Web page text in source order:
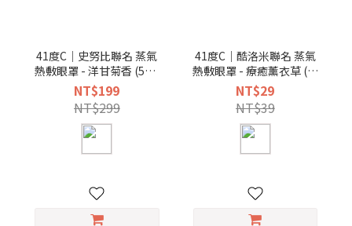
41度C｜史努比聯名 蒸氣
熱敷眼罩 - 洋甘菊香 (5片/
盒)
NT$199
NT$299
41度C｜酷洛米聯名 蒸氣
熱敷眼罩 - 療癒薰衣草 (單
片)
NT$29
NT$39